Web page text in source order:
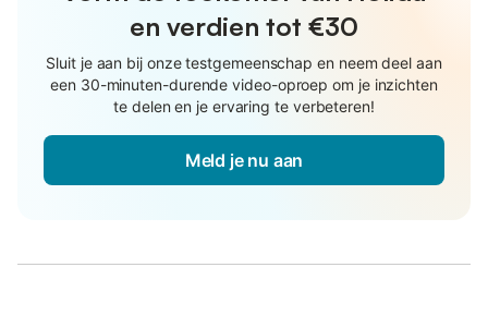
en verdien tot €30
Sluit je aan bij onze testgemeenschap en neem deel aan
een 30-minuten-durende video-oproep om je inzichten
te delen en je ervaring te verbeteren!
Meld je nu aan